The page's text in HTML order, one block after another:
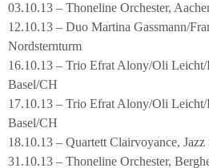
03.10.13 – Thoneline Orchester,
12.10.13 – Duo Martina Gassmann/
Nordsternturm
16.10.13 – Trio Efrat Alony/Oli Leicht/
Basel/CH
17.10.13 – Trio Efrat Alony/Oli Leicht/
Basel/CH
18.10.13 – Quartett Clairvoyance,
31.10.13 – Thoneline Orchester,